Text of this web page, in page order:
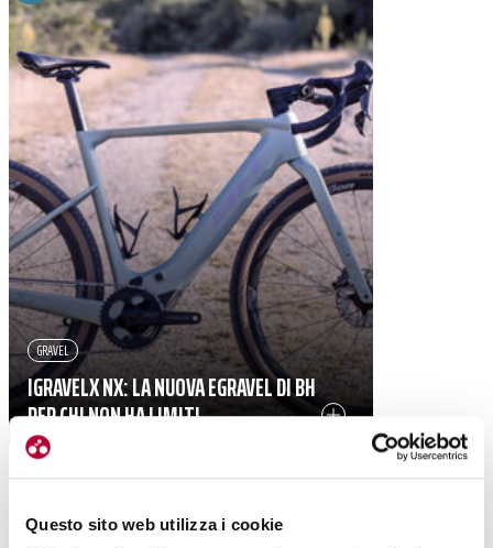
Questo sito web utilizza i cookie
GRAVEL
IGRAVELX NX: LA NUOVA EGRAVEL DI BH
PER CHI NON HA LIMITI